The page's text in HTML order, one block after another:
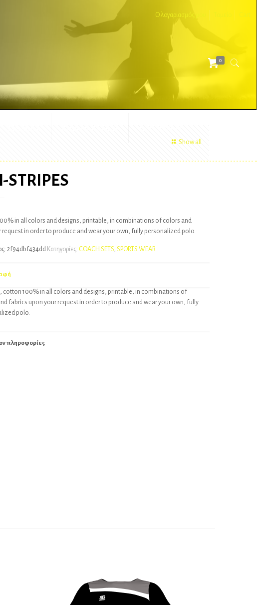
Ο λογαριασμός μου
0
Show all
STRIPES
in all colors and designs, printable, in combinations of colors and
request in order to produce and wear your own, fully personalized polo.
2f94dbf434dd Κατηγορίες: COACH SETS,SPORTS WEAR
cotton 100% in all colors and designs, printable, in combinations of
fabrics upon your request in order to produce and wear your own, fully
polo.
πληροφορίες